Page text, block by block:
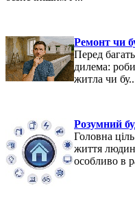
Ремонт чи
Перед
дилема:
житла чи
Розумний
Головна
життя
особливо в